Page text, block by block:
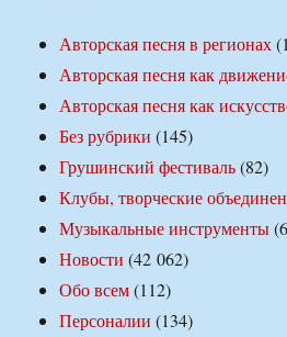
Авторская песня в регионах
Авторская песня как
Авторская песня как
Без рубрики (145)
Грушинский фестиваль(82)
Клубы, творческие
Музыкальные инструменты
Новости (42 062)
Обо всем(112)
Персоналии (134)